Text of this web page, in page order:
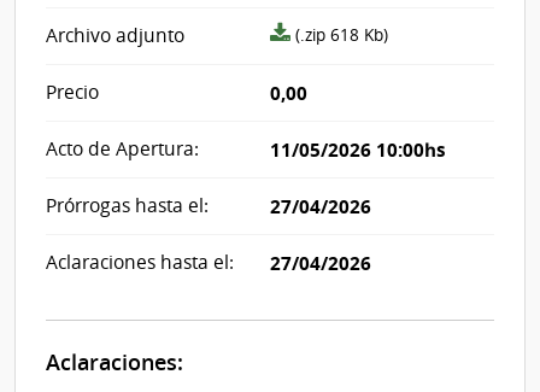
Archivo adjunto
archivo
(.zip 618 Kb)
Precio 0,00
Acto de Apertura: 11/05/2026 10:00hs
Prórrogas hasta el: 27/04/2026
Aclaraciones hasta el: 27/04/2026
Aclaraciones: